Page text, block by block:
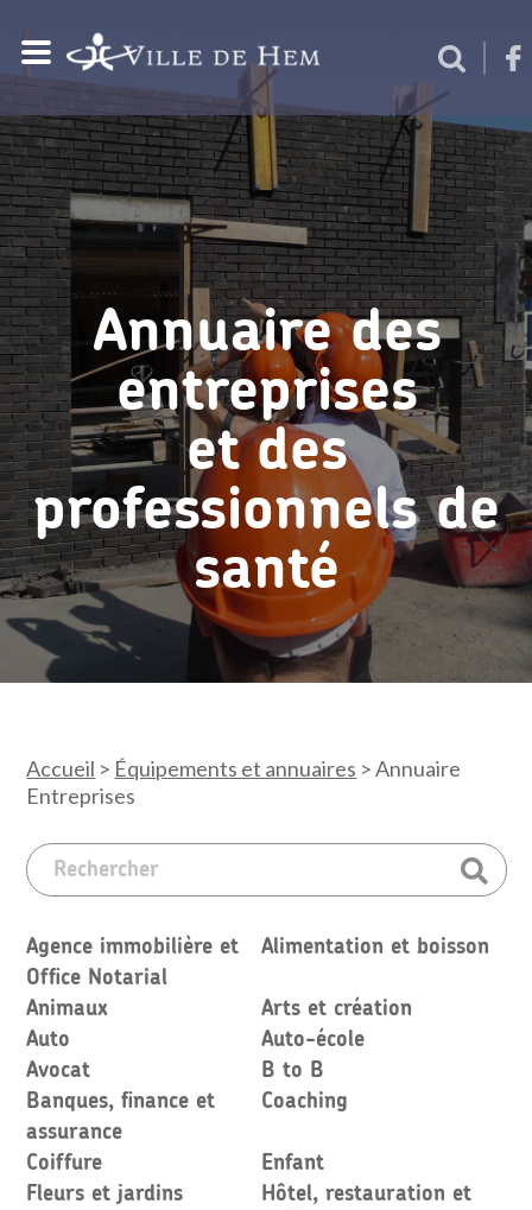
Annuaire des
entreprises
et des
professionnels de
santé
Accueil > Équipements et annuaires >Annuaire
Entreprises
Agence immobilière et
Office Notarial
Alimentation et boisson
Animaux
Arts et création
Auto
Auto-école
Avocat
B to B
Banques, finance et
assurance
Coaching
Coiffure
Enfant
Fleurs et jardins
Hôtel, restauration et